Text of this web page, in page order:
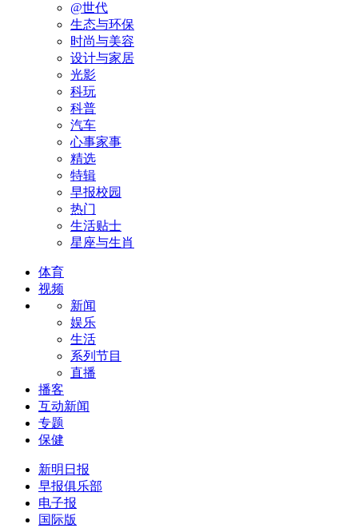
@世代
生态与环保
时尚与美容
设计与家居
光影
科玩
科普
汽车
心事家事
精选
特辑
早报校园
热门
生活贴士
星座与生肖
体育
视频
新闻
娱乐
生活
系列节目
直播
播客
互动新闻
专题
保健
新明日报
早报俱乐部
电子报
国际版